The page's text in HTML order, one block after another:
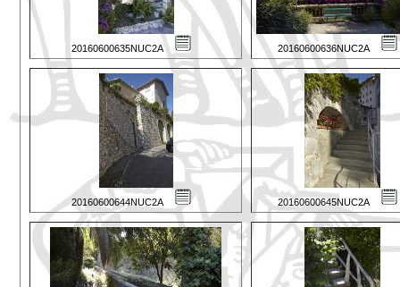
20160600635NUC2A 20160600636NUC2A
20160600644NUC2A 20160600645NUC2A